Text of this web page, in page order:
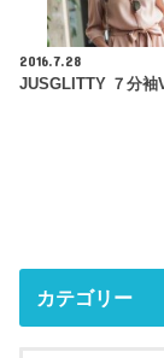
2016.7.28
JUSGLITTY ７分袖
カテゴリー